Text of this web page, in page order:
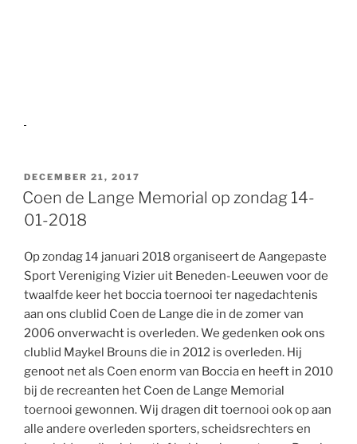
GEPLAATST
OP
DECEMBER 21, 2017
Coen de Lange Memorial op zondag 14-
01-2018
Op zondag 14 januari 2018 organiseert de Aangepaste
Sport Vereniging Vizier uit Beneden-Leeuwen voor de
twaalfde keer het boccia toernooi ter nagedachtenis
aan ons clublid Coen de Lange die in de zomer van
2006 onverwacht is overleden. We gedenken ook ons
clublid Maykel Brouns die in 2012 is overleden. Hij
genoot net als Coen enorm van Boccia en heeft in 2010
bij de recreanten het Coen de Lange Memorial
toernooi gewonnen. Wij dragen dit toernooi ook op aan
alle andere overleden sporters, scheidsrechters en